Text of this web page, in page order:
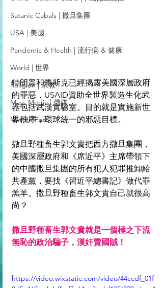
Satanic Cabals | 撒旦集團
USA | 美國
Pandemic & Health | 流行病 & 健康
World | 世界
Religion | 宗教
Mass Media | 傳媒
Middle East
特朗普和馬斯克已經揭露美國深層政府
的罪惡，USAID資助全世界製造生化武
器包括武漢實驗室。目的就是實施新世
界秩序，環球統一的邪惡目標。
撒旦野種畜生郭文貴把西方撒旦集團，
美國深層政府和《席近平》主席帶領下
的中國撒旦集團的所有犯人犯罪推卸給
共產黨，要找《習近平總書記》做代罪
羔羊。撒旦野種畜生郭文貴自己就很高
尚？
撒旦野種畜生郭文貴就是一個極之下流
無恥的政治騙子，漢奸賣國賊！
https://video.wixstatic.com/video/44ccdf_01f